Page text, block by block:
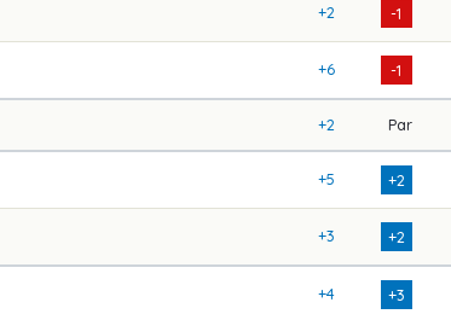
+2 -1
+6 -1
+2 Par
+5 +2
+3 +2
+4 +3